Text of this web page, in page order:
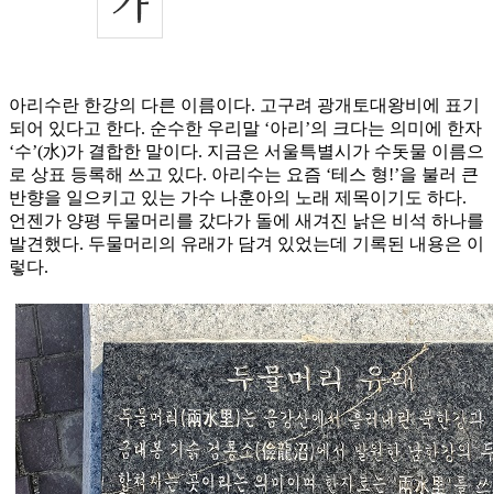
아리수란 한강의 다른 이름이다. 고구려 광개토대왕비에 표기
되어 있다고 한다. 순수한 우리말 ‘아리’의 크다는 의미에 한자
‘수’(水)가 결합한 말이다. 지금은 서울특별시가 수돗물 이름으
로 상표 등록해 쓰고 있다. 아리수는 요즘 ‘테스 형!’을 불러 큰
반향을 일으키고 있는 가수 나훈아의 노래 제목이기도 하다.
언젠가 양평 두물머리를 갔다가 돌에 새겨진 낡은 비석 하나를
발견했다. 두물머리의 유래가 담겨 있었는데 기록된 내용은 이
렇다.